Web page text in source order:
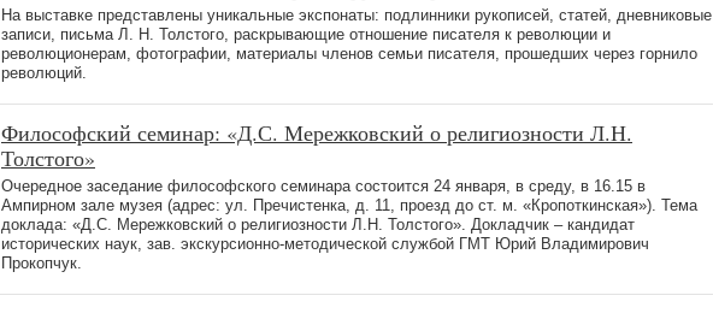
На выставке представлены уникальные экспонаты: подлинники рукописей, статей, дневниковые
записи, письма Л. Н. Толстого, раскрывающие отношение писателя к революции и
революционерам, фотографии, материалы членов семьи писателя, прошедших через горнило
революций.
Философский семинар: «Д.С. Мережковский о религиозности Л.Н.
Толстого»
Очередное заседание философского семинара состоится 24 января, в среду, в 16.15 в
Ампирном зале музея (адрес: ул. Пречистенка, д. 11, проезд до ст. м. «Кропоткинская»). Тема
доклада: «Д.С. Мережковский о религиозности Л.Н. Толстого». Докладчик – кандидат
исторических наук, зав. экскурсионно-методической службой ГМТ Юрий Владимирович
Прокопчук.